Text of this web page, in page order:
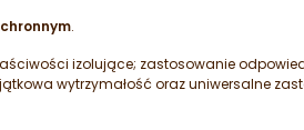
.
izolujące; zastosowanie
wytrzymałość oraz uniwersalne